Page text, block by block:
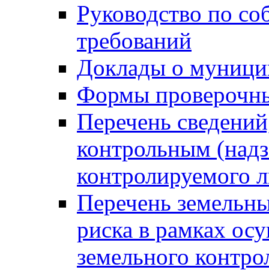
Руководство по
требований
Доклады о
Формы
Перечень
контрольным
контролируемого
Перечень
риска в рамках
земельного